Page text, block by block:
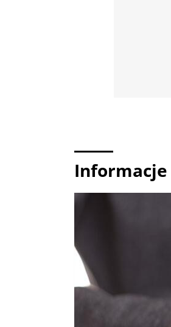
Informacje